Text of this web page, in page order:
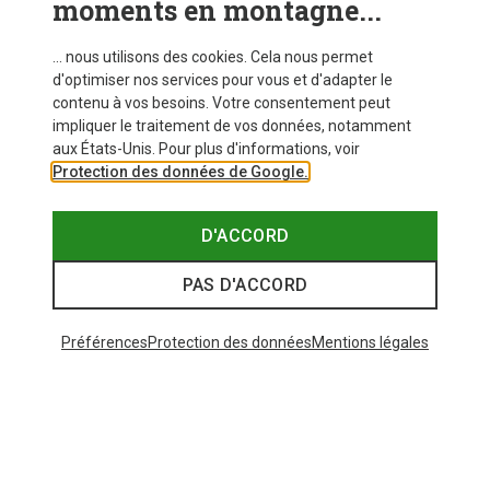
moments en montagne...
... nous utilisons des cookies. Cela nous permet
d'optimiser nos services pour vous et d'adapter le
contenu à vos besoins. Votre consentement peut
impliquer le traitement de vos données, notamment
aux États-Unis. Pour plus d'informations, voir
Protection des données de Google.
D'ACCORD
PAS D'ACCORD
PréférencesProtection des donnéesMentions légales